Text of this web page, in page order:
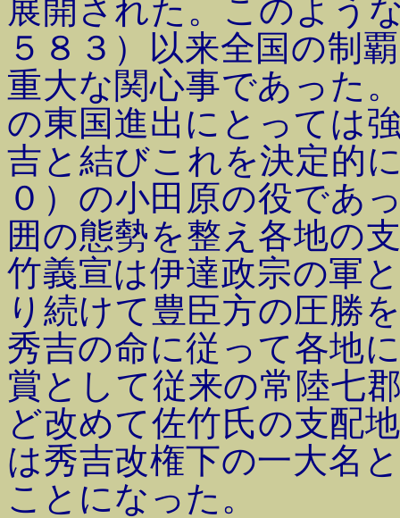
展開された。このよう
５８３）以来全国の制
重大な関心事であった
の東国進出にとっては
吉と結びこれを決定的
０）の小田原の役であ
囲の態勢を整え各地の
竹義宣は伊達政宗の軍
り続けて豊臣方の圧勝
秀吉の命に従って各地
賞として従来の常陸七
ど改めて佐竹氏の支配
は秀吉改権下の一大名
ことになった。